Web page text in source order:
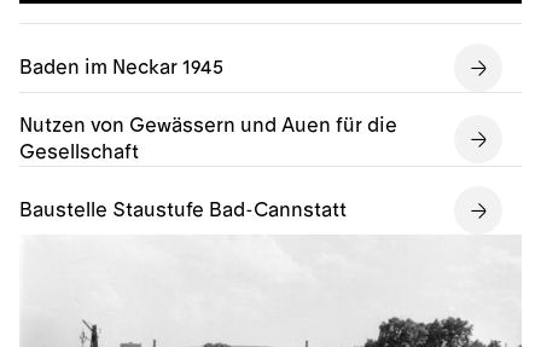
Baden im Neckar 1945
Nutzen von Gewässern und Auen für die
Gesellschaft
Baustelle Staustufe Bad-Cannstatt